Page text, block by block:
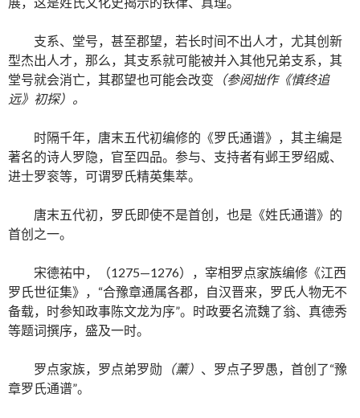
支系、堂号，甚至郡望，若长时间不出人才，尤其创新
型杰出人才，那么，其支系就可能被并入其他兄弟支系，其
堂号就会消亡，其郡望也可能会改变 （参阅拙作《慎终追
远》初探）。
时隔千年，唐末五代初编修的《罗氏通谱》，其主编是
著名的诗人罗隐，官至四品。参与、支持者有邺王罗绍威、
进士罗衮等，可谓罗氏精英集萃。
唐末五代初，罗氏即使不是首创，也是《姓氏通谱》的
首创之一。
宋德祐中，（1275—1276），宰相罗点家族编修《江西
罗氏世征集》，“合豫章通属各郡，自汉晋来，罗氏人物无不
备载，时参知政事陈文龙为序”。时政要名流魏了翁、真德秀
等题词撰序，盛及一时。
罗点家族，罗点弟罗勋 （薰） 、罗点子罗愚，首创了“豫
章罗氏通谱”。